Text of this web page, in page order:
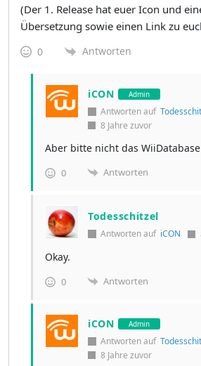
(Der 1. Release hat euer Icon und
Übersetzung sowie einen Link zu
0 Antworten
iCON Admin
Antworten auf
8 Jahre zuvor
Aber bitte nicht das
0 Antworten
Todesschitzel
Antworten auf iCON
Okay.
0 Antworten
iCON Admin
Antworten auf
8 Jahre zuvor